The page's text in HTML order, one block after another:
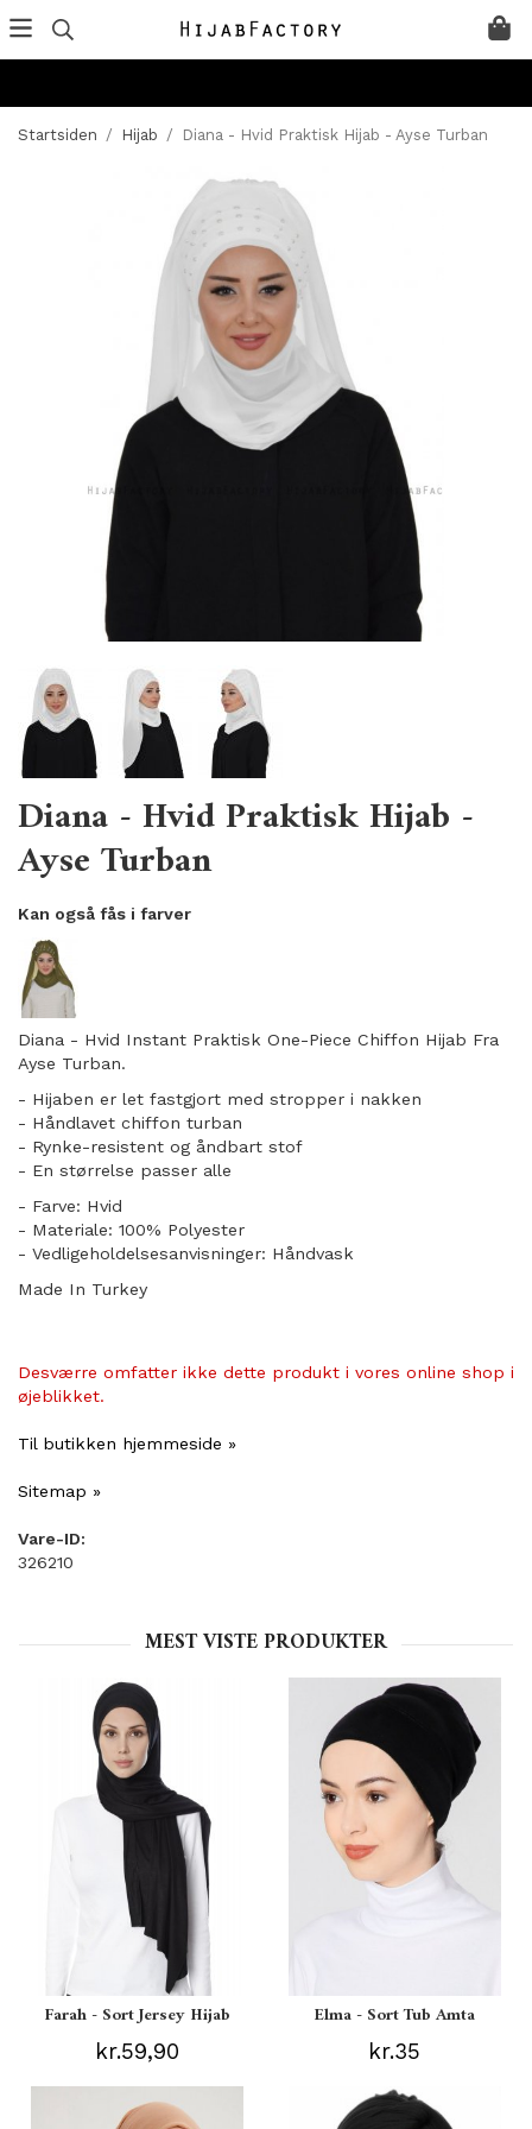
Startsiden / Hijab / Diana - Hvid Praktisk Hijab - Ayse Turban
Diana - Hvid Praktisk Hijab -
Ayse Turban
Kan også fås i farver
Diana - Hvid Instant Praktisk One-Piece Chiffon Hijab Fra
Ayse Turban.
- Hijaben er let fastgjort med stropper i nakken
- Håndlavet chiffon turban
- Rynke-resistent og åndbart stof
​- En størrelse passer alle
- Farve: Hvid
- Materiale: 100% Polyester
- Vedligeholdelsesanvisninger: Håndvask
Made In Turkey
Desværre omfatter ikke dette produkt i vores online shop i
øjeblikket.
Til butikken hjemmeside »
Sitemap »
Vare-ID:
326210
MEST VISTE PRODUKTER
Farah - Sort Jersey Hijab
kr.59,90
Elma - Sort Tub Amta
kr.35